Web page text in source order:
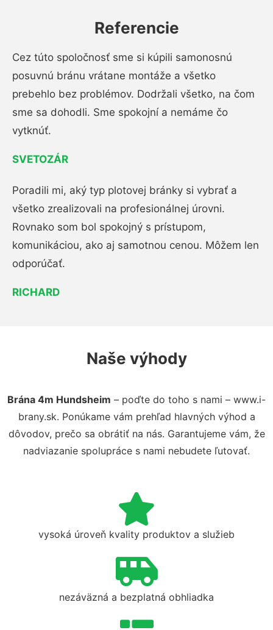
Referencie
Cez túto spoločnosť sme si kúpili samonosnú
posuvnú bránu vrátane montáže a všetko
prebehlo bez problémov. Dodržali všetko, na čom
sme sa dohodli. Sme spokojní a nemáme čo
vytknúť.
SVETOZÁR
Poradili mi, aký typ plotovej bránky si vybrať a
všetko zrealizovali na profesionálnej úrovni.
Rovnako som bol spokojný s prístupom,
komunikáciou, ako aj samotnou cenou. Môžem len
odporúčať.
RICHARD
Naše výhody
Brána 4m Hundsheim – poďte do toho s nami – www.i-
brany.sk. Ponúkame vám prehľad hlavných výhod a
dôvodov, prečo sa obrátiť na nás. Garantujeme vám, že
nadviazanie spolupráce s nami nebudete ľutovať.
vysoká úroveň kvality produktov a služieb
nezáväzná a bezplatná obhliadka